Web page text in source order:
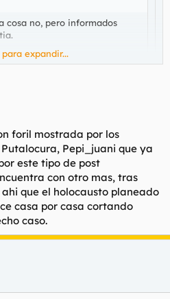
cosa no, pero informados
a hacer casa por casa.
le quieres decir.
expandir...
foril mostrada por los
Pepi_juani que ya
este tipo de post
con otro mas, tras
que el holocausto planeado
casa por casa cortando
caso.